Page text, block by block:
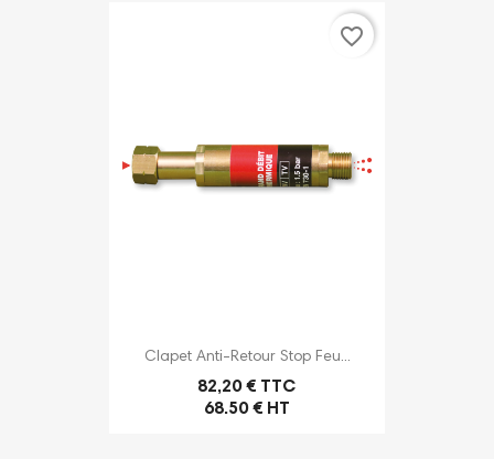
Clapet Anti-Retour Stop Feu...
82,20 € TTC
68.50 € HT
favorite_border